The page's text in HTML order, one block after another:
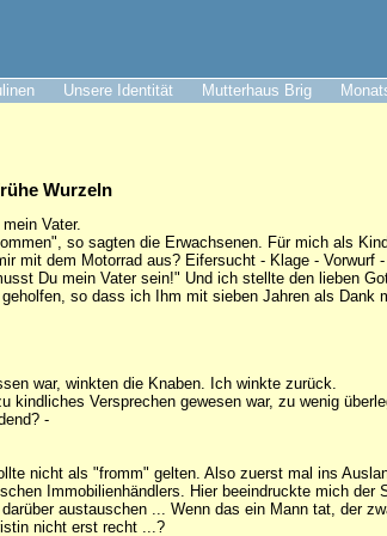
Unsere Identität Mutterhaus Brig
Wurzeln
Vater.
so sagten die Erwachsenen. Für mich als
mit dem Motorrad aus? Eifersucht - Klage - Vorwurf
Du mein Vater sein!" Und ich stellte den lieben
so dass ich Ihm mit sieben Jahren als Dank
war, winkten die Knaben. Ich winkte zurück.
kindliches Versprechen gewesen war, zu wenig
-
nicht als "fromm" gelten. Also zuerst mal ins
Immobilienhändlers. Hier beeindruckte mich der
austauschen ... Wenn das ein Mann tat, der
nicht erst recht ...?